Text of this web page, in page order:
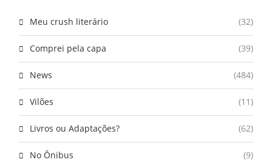
Meu crush literário (32)
Comprei pela capa (39)
News (484)
Vilões (11)
Livros ou Adaptações? (62)
No Ônibus (9)